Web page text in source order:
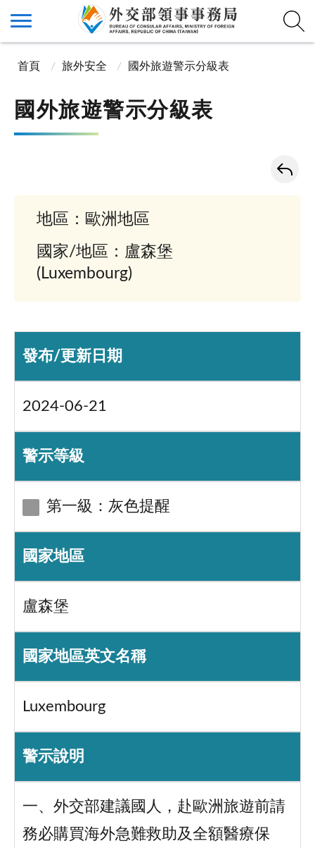
首頁 旅外安全 國外旅遊警示分級表
國外旅遊警示分級表
地區：歐洲地區
國家/地區：盧森堡
(Luxembourg)
發布/更新日期
2024-06-21
警示等級
第一級：灰色提醒
國家地區
盧森堡
國家地區英文名稱
Luxembourg
警示說明
一、外交部建議國人，赴歐洲旅遊前請
務必購買海外急難救助及全額醫療保